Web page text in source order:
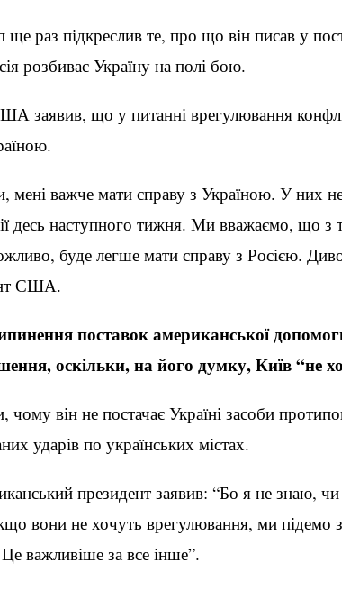
раз підкреслив те, про що він писав у
розбиває Україну на полі бою.
заявив, що у питанні врегулювання
мені важче мати справу з Україною. У них
десь наступного тижня. Ми вважаємо, що з
буде легше мати справу з Росією.
США.
поставок американської
оскільки, на його думку, Київ “не
він не постачає Україні засоби
ударів по українських містах.
президент заявив: “Бо я не знаю,
вони не хочуть врегулювання, ми
важливіше за все інше”.